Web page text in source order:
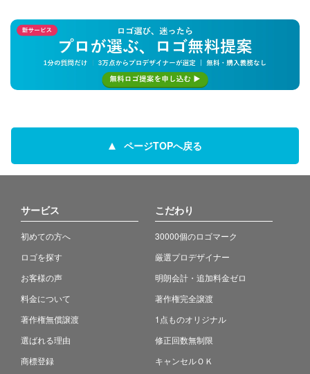
ページTOPへ戻る
サービス
初めての方へ
ロゴを探す
お客様の声
料金について
著作権無償譲渡
選ばれる理由
商標登録
こだわり
30000個のロゴマーク
厳選プロデザイナー
明朗会計・追加料金ゼロ
著作権完全譲渡
1点ものオリジナル
修正回数無制限
キャンセルＯＫ